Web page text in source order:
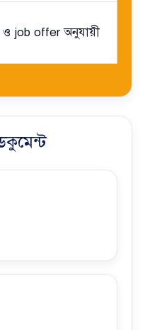
ও job offer অনুযায়ী